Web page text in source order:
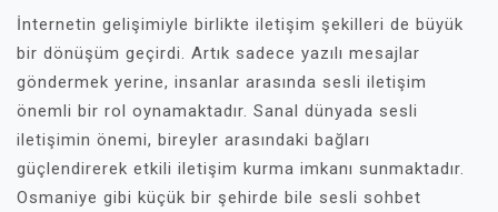
İnternetin gelişimiyle birlikte iletişim şekilleri de büyük
bir dönüşüm geçirdi. Artık sadece yazılı mesajlar
göndermek yerine, insanlar arasında sesli iletişim
önemli bir rol oynamaktadır. Sanal dünyada sesli
iletişimin önemi, bireyler arasındaki bağları
güçlendirerek etkili iletişim kurma imkanı sunmaktadır.
Osmaniye gibi küçük bir şehirde bile sesli sohbet